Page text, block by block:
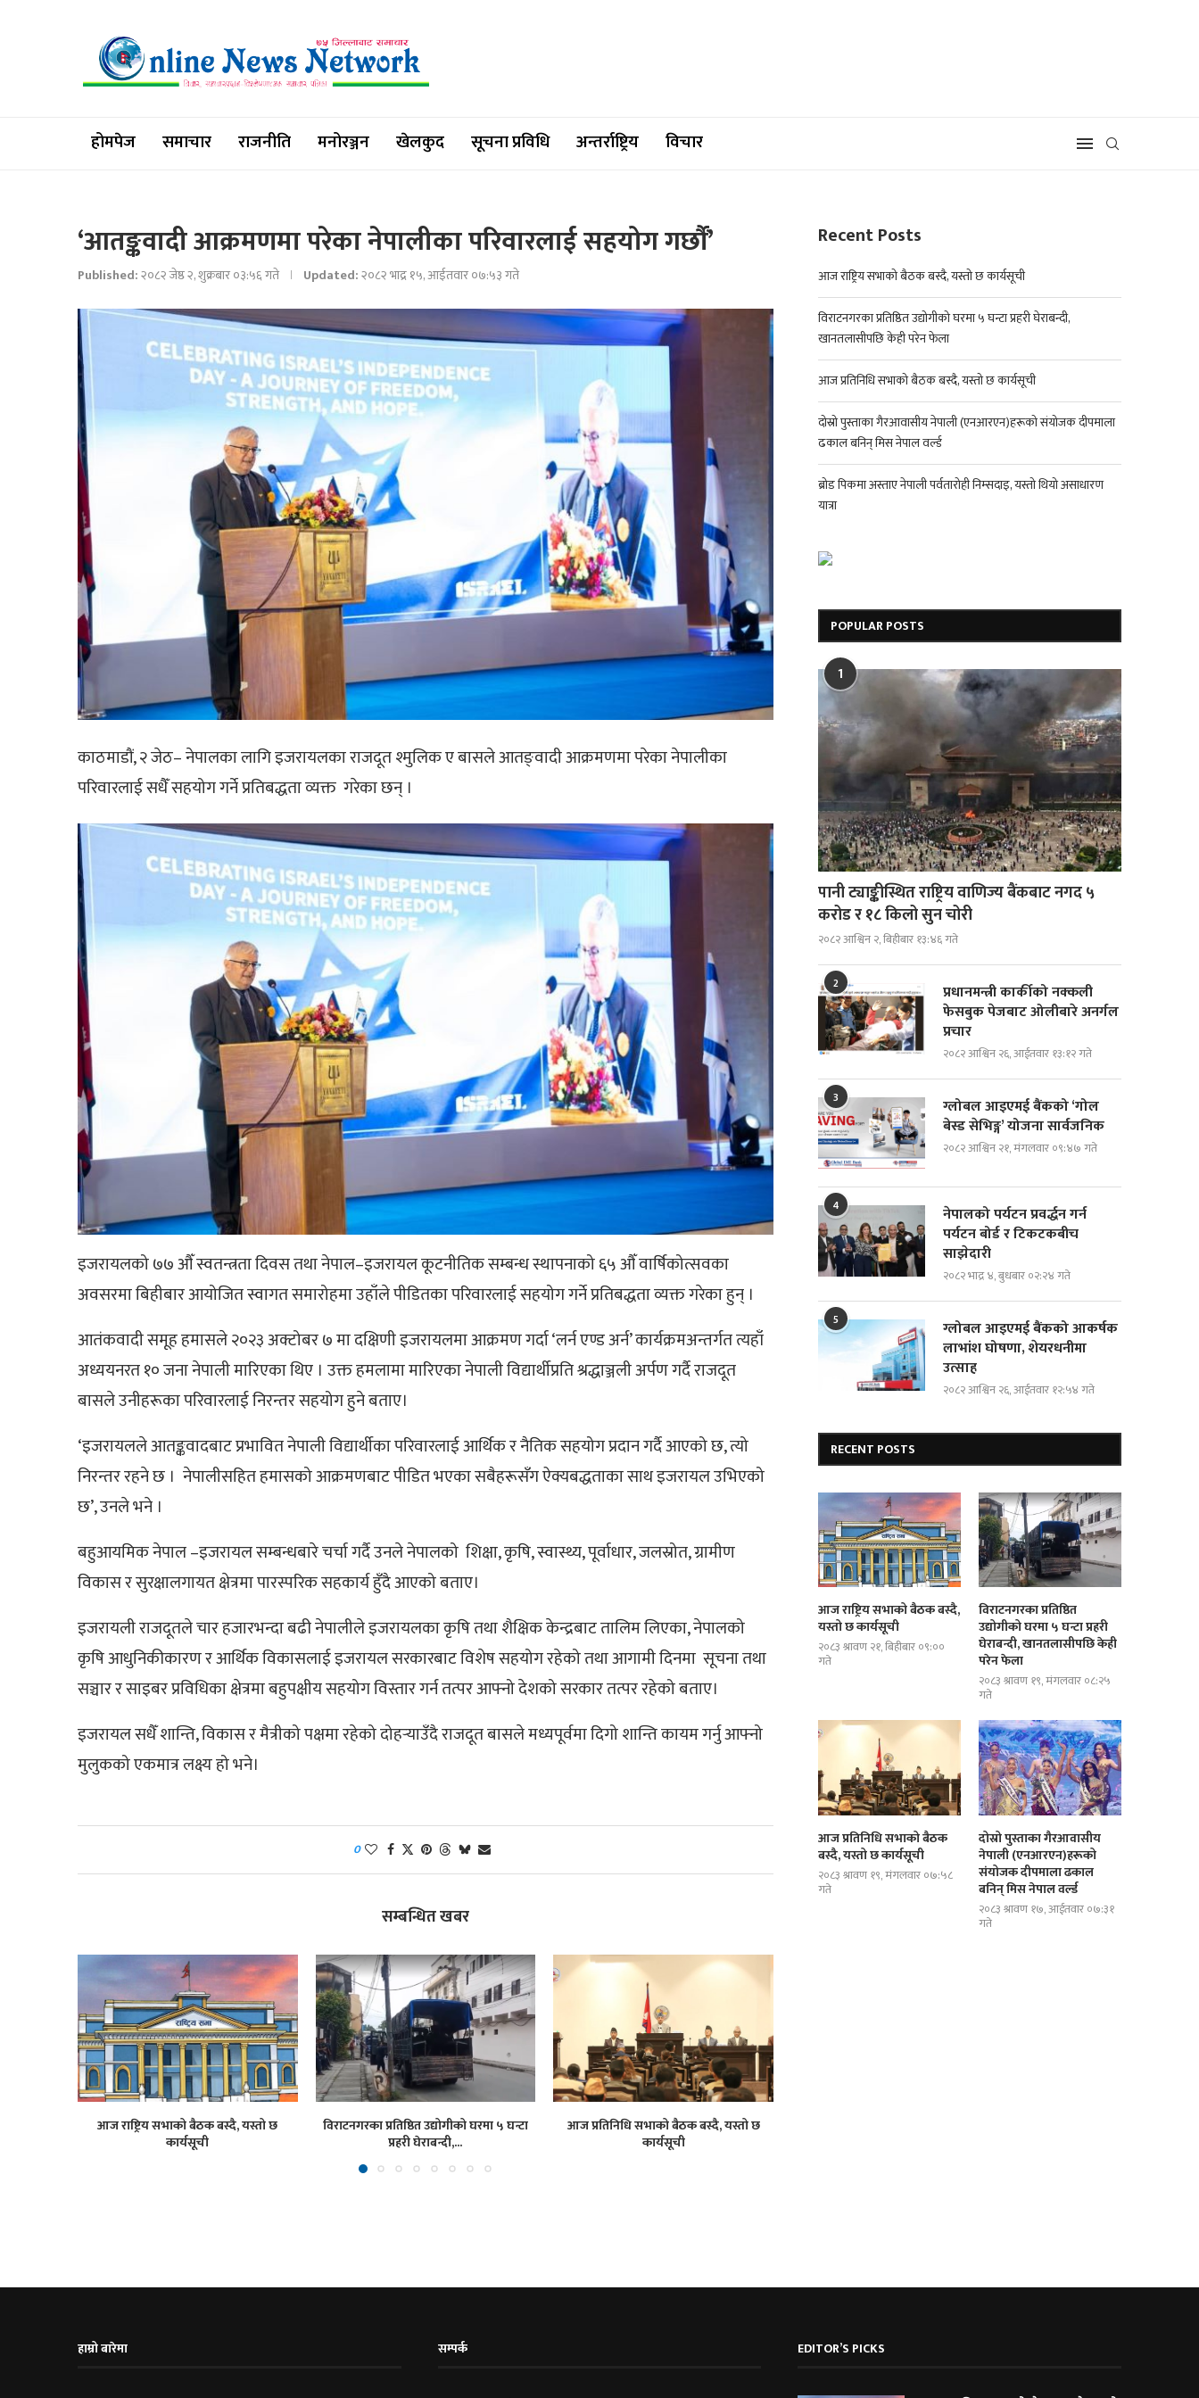
होमपेज समाचार राजनीति मनोरञ्जन खेलकुद सूचना प्रविधि अन्तर्राष्ट्रिय विचार
‘आतङ्कवादी आक्रमणमा परेका नेपालीका परिवारलाई सहयोग गर्छौं’
Published:२०८२ जेष्ठ २, शुक्रबार ०३:५६ गते Updated:२०८२ भाद्र १५, आईतवार ०७:५३ गते
काठमाडौं, २ जेठ– नेपालका लागि इजरायलका राजदूत श्मुलिक ए बासले आतङ्वादी आक्रमणमा परेका नेपालीका
परिवारलाई सधैँ सहयोग गर्ने प्रतिबद्धता व्यक्त गरेका छन् ।
इजरायलको ७७ औँ स्वतन्त्रता दिवस तथा नेपाल–इजरायल कूटनीतिक सम्बन्ध स्थापनाको ६५ औँ वार्षिकोत्सवका
अवसरमा बिहीबार आयोजित स्वागत समारोहमा उहाँले पीडितका परिवारलाई सहयोग गर्ने प्रतिबद्धता व्यक्त गरेका हुन् ।
आतंकवादी समूह हमासले २०२३ अक्टोबर ७ मा दक्षिणी इजरायलमा आक्रमण गर्दा ‘लर्न एण्ड अर्न’ कार्यक्रमअन्तर्गत त्यहाँ
अध्ययनरत १० जना नेपाली मारिएका थिए । उक्त हमलामा मारिएका नेपाली विद्यार्थीप्रति श्रद्धाञ्जली अर्पण गर्दै राजदूत
बासले उनीहरूका परिवारलाई निरन्तर सहयोग हुने बताए।
‘इजरायलले आतङ्कवादबाट प्रभावित नेपाली विद्यार्थीका परिवारलाई आर्थिक र नैतिक सहयोग प्रदान गर्दै आएको छ, त्यो
निरन्तर रहने छ । नेपालीसहित हमासको आक्रमणबाट पीडित भएका सबैहरूसँग ऐक्यबद्धताका साथ इजरायल उभिएको
छ’, उनले भने ।
बहुआयमिक नेपाल –इजरायल सम्बन्धबारे चर्चा गर्दै उनले नेपालको शिक्षा, कृषि, स्वास्थ्य, पूर्वाधार, जलस्रोत, ग्रामीण
विकास र सुरक्षालगायत क्षेत्रमा पारस्परिक सहकार्य हुँदै आएको बताए।
इजरायली राजदूतले चार हजारभन्दा बढी नेपालीले इजरायलका कृषि तथा शैक्षिक केन्द्रबाट तालिम लिएका, नेपालको
कृषि आधुनिकीकारण र आर्थिक विकासलाई इजरायल सरकारबाट विशेष सहयोग रहेको तथा आगामी दिनमा सूचना तथा
सञ्चार र साइबर प्रविधिका क्षेत्रमा बहुपक्षीय सहयोग विस्तार गर्न तत्पर आफ्नो देशको सरकार तत्पर रहेको बताए।
इजरायल सधैँ शान्ति, विकास र मैत्रीको पक्षमा रहेको दोहर्‍याउँदै राजदूत बासले मध्यपूर्वमा दिगो शान्ति कायम गर्नु आफ्नो
मुलुकको एकमात्र लक्ष्य हो भने।
0
सम्बन्धित खबर
आज राष्ट्रिय सभाको बैठक बस्दै, यस्तो छ
कार्यसूची
विराटनगरका प्रतिष्ठित उद्योगीको घरमा ५ घन्टा
प्रहरी घेराबन्दी,...
आज प्रतिनिधि सभाको बैठक बस्दै, यस्तो छ
कार्यसूची
Recent Posts
आज राष्ट्रिय सभाको बैठक बस्दै, यस्तो छ कार्यसूची
विराटनगरका प्रतिष्ठित उद्योगीको घरमा ५ घन्टा प्रहरी घेराबन्दी,
खानतलासीपछि केही परेन फेला
आज प्रतिनिधि सभाको बैठक बस्दै, यस्तो छ कार्यसूची
दोस्रो पुस्ताका गैरआवासीय नेपाली (एनआरएन)हरूको संयोजक दीपमाला
ढकाल बनिन् मिस नेपाल वर्ल्ड
ब्रोड पिकमा अस्ताए नेपाली पर्वतारोही निम्सदाइ, यस्तो थियो असाधारण
यात्रा
POPULAR POSTS
1
पानी ट्याङ्कीस्थित राष्ट्रिय वाणिज्य बैंकबाट नगद ५
करोड र १८ किलो सुन चोरी
२०८२ आश्विन २, बिहीबार १३:४६ गते
2
प्रधानमन्त्री कार्कीको नक्कली
फेसबुक पेजबाट ओलीबारे अनर्गल
प्रचार
२०८२ आश्विन २६, आईतवार १३:१२ गते
3
ग्लोबल आइएमई बैंकको ‘गोल
बेस्ड सेभिङ्ग’ योजना सार्वजनिक
२०८२ आश्विन २१, मंगलवार ०९:४७ गते
4
नेपालको पर्यटन प्रवर्द्धन गर्न
पर्यटन बोर्ड र टिकटकबीच
साझेदारी
२०८२ भाद्र ४, बुधबार ०२:२४ गते
5
ग्लोबल आइएमई बैंकको आकर्षक
लाभांश घोषणा, शेयरधनीमा
उत्साह
२०८२ आश्विन २६, आईतवार १२:५४ गते
RECENT POSTS
आज राष्ट्रिय सभाको बैठक बस्दै,
यस्तो छ कार्यसूची
२०८३ श्रावण २१, बिहीबार ०९:००
गते
विराटनगरका प्रतिष्ठित
उद्योगीको घरमा ५ घन्टा प्रहरी
घेराबन्दी, खानतलासीपछि केही
परेन फेला
२०८३ श्रावण १९, मंगलवार ०८:२५
गते
आज प्रतिनिधि सभाको बैठक
बस्दै, यस्तो छ कार्यसूची
२०८३ श्रावण १९, मंगलवार ०७:५८
गते
दोस्रो पुस्ताका गैरआवासीय
नेपाली (एनआरएन)हरूको
संयोजक दीपमाला ढकाल
बनिन् मिस नेपाल वर्ल्ड
२०८३ श्रावण १७, आईतवार ०७:३१
गते
हाम्रो बारेमा सम्पर्क EDITOR’S PICKS